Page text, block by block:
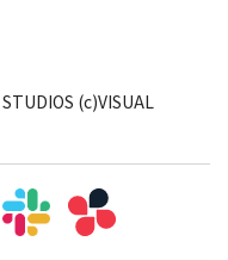
(c)VISUAL